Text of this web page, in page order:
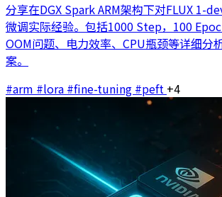
分享在DGX Spark ARM架构下对FLUX 1-
微调实际经验。包括1000 Step，100
OOM问题、电力效率、CPU瓶颈等详细分
案。
#arm #lora #fine-tuning #peft +4